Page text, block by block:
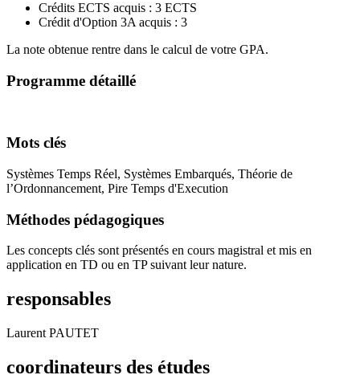
Crédits ECTS acquis : 3 ECTS
Crédit d'Option 3A acquis : 3
La note obtenue rentre dans le calcul de votre GPA.
Programme détaillé
Mots clés
Systèmes Temps Réel, Systèmes Embarqués, Théorie de
l’Ordonnancement, Pire Temps d'Execution
Méthodes pédagogiques
Les concepts clés sont présentés en cours magistral et mis en
application en TD ou en TP suivant leur nature.
responsables
Laurent PAUTET
coordinateurs des études